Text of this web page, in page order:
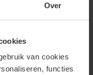
Over
van cookies
functies
aan uw